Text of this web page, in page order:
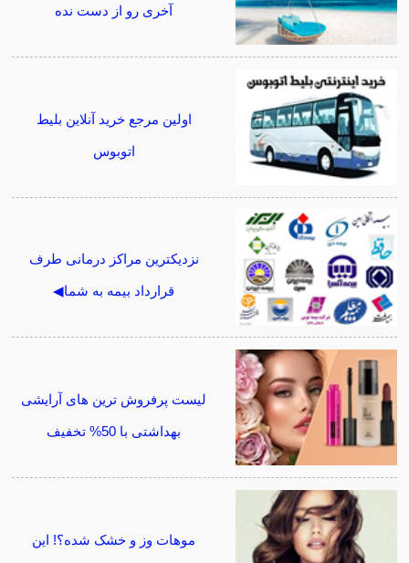
آخری رو از دست نده
اولین مرجع خرید آنلاین بلیط
اتوبوس
نزدیکترین مراکز درمانی طرف
قرارداد بیمه به شما◀
لیست پرفروش ترین های آرایشی
بهداشتی با 50% تخفیف
موهات وز و خشک شده؟! این